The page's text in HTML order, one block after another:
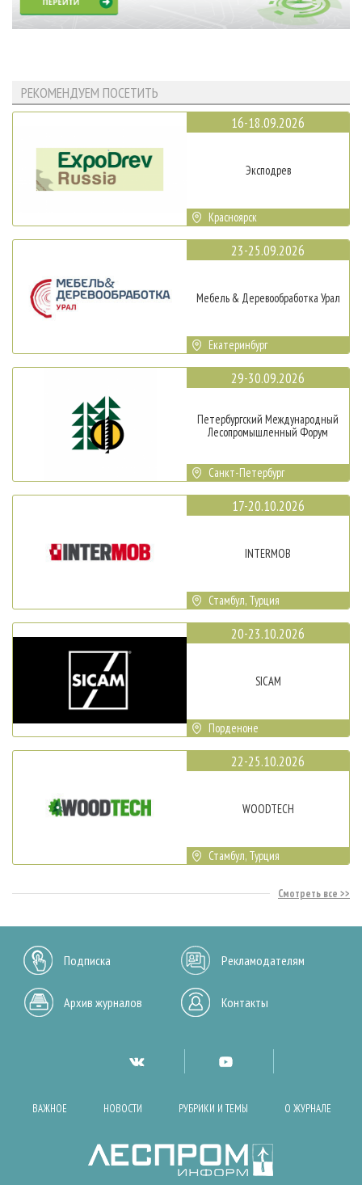
РЕКОМЕНДУЕМ ПОСЕТИТЬ
16-18.09.2026
Эксподрев
Красноярск
23-25.09.2026
Мебель & Деревообработка Урал
Екатеринбург
29-30.09.2026
Петербургский Международный
Лесопромышленный Форум
Санкт-Петербург
17-20.10.2026
INTERMOB
Стамбул, Турция
20-23.10.2026
SICAM
Порденоне
22-25.10.2026
WOODTECH
Стамбул, Турция
Смотреть все
Подписка Рекламодателям
Архив журналов Контакты
ВАЖНОЕ НОВОСТИ РУБРИКИ И ТЕМЫ О ЖУРНАЛЕ